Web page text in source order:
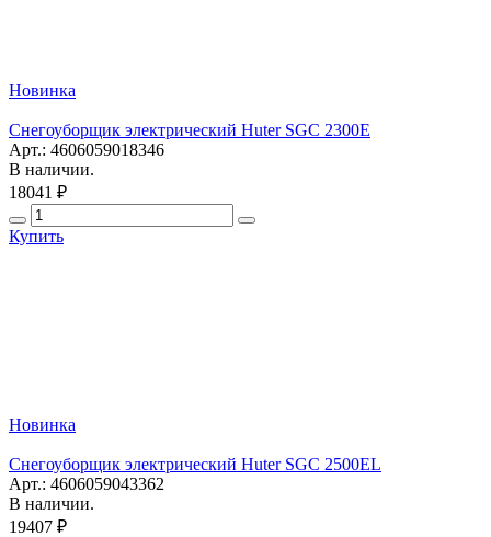
Новинка
Снегоуборщик электрический Huter SGC 2300E
Арт.: 4606059018346
В наличии.
18041 ₽
Купить
Новинка
Снегоуборщик электрический Huter SGC 2500EL
Арт.: 4606059043362
В наличии.
19407 ₽